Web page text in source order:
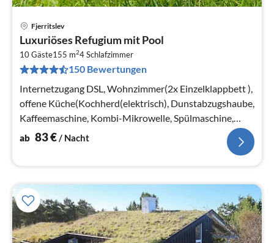
Fjerritslev
Luxuriöses Refugium mit Pool
10 Gäste155 m24Schlafzimmer
150 Bewertungen
Internetzugang DSL, Wohnzimmer(2x Einzelklappbett ),
offene Küche(Kochherd(elektrisch), Dunstabzugshaube,
Kaffeemaschine, Kombi-Mikrowelle, Spülmaschine,
Tiefkühlschrank(1-59L)
ab 83€/ Nacht